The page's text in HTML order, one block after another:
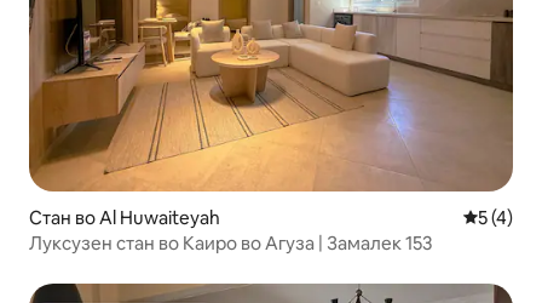
Стан во Al Huwaiteyah
5 (4)
Луксузен стан во Каиро во Агуза | Замалек 153